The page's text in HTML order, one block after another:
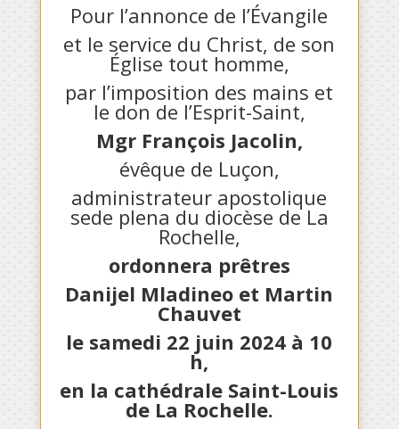
Pour l’annonce de l’Évangile
et le service du Christ, de son
Église tout homme,
par l’imposition des mains et
le don de l’Esprit-Saint,
Mgr François Jacolin,
évêque de Luçon,
administrateur apostolique
sede plena du diocèse de La
Rochelle,
ordonnera prêtres
Danijel Mladineo et Martin
Chauvet
le samedi 22 juin 2024 à 10
h,
en la cathédrale Saint-Louis
de La Rochelle.